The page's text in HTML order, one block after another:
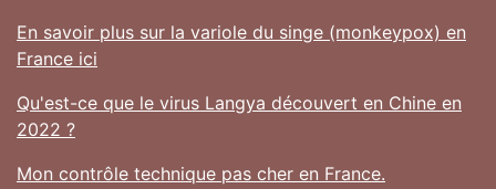
En savoir plus sur la variole du singe (monkeypox) en
France ici
Qu'est-ce que le virus Langya découvert en Chine en
2022 ?
Mon contrôle technique pas cher en France.